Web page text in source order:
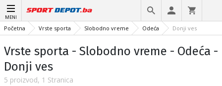
MENI
Početna Vrste sporta Slobodno vreme Odeća Donji ves
Vrste sporta - Slobodno vreme - Odeća -
Donji ves
5 proizvod, 1 Stranica